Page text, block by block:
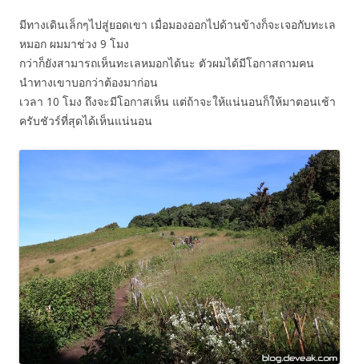
มีทางเดินเล็กๆไปสู่ยอดเขา เมื่อมองออกไปด้านข้างก็จะเจอกับทะเล
หมอก ผมมาช่วง 9 โมง
กว่าก็ยังสามารถเห็นทะเลหมอกได้นะ ตัวผมได้มีโอกาสถามคน
นำทางเขาบอกว่าต้องมาก่อน
เวลา 10 โมง ถึงจะมีโอกาสเห็น แต่ถ้าจะให้แน่นอนก็ให้มาตอนเช้า
ครับชัวร์ที่สุดได้เห็นแน่นอน